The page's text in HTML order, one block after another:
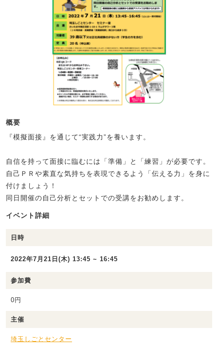
概要
『模擬面接』を通じて“実践力”を養います。
自信を持って面接に臨むには「準備」と「練習」が必要です。
自己ＰＲや素直な気持ちを表現できるよう「伝える力」を身に
付けましょう！
同日開催の自己分析とセットでの受講をお勧めします。
イベント詳細
日時
2022年7月21日(木) 13:45 ~ 16:45
参加費
0円
主催
埼玉しごとセンター